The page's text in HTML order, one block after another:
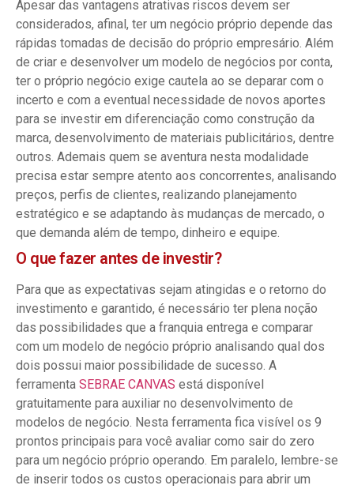
Apesar das vantagens atrativas riscos devem ser
considerados, afinal, ter um negócio próprio depende das
rápidas tomadas de decisão do próprio empresário. Além
de criar e desenvolver um modelo de negócios por conta,
ter o próprio negócio exige cautela ao se deparar com o
incerto e com a eventual necessidade de novos aportes
para se investir em diferenciação como construção da
marca, desenvolvimento de materiais publicitários, dentre
outros. Ademais quem se aventura nesta modalidade
precisa estar sempre atento aos concorrentes, analisando
preços, perfis de clientes, realizando planejamento
estratégico e se adaptando às mudanças de mercado, o
que demanda além de tempo, dinheiro e equipe.
O que fazer antes de investir?
Para que as expectativas sejam atingidas e o retorno do
investimento e garantido, é necessário ter plena noção
das possibilidades que a franquia entrega e comparar
com um modelo de negócio próprio analisando qual dos
dois possui maior possibilidade de sucesso. A
ferramenta SEBRAE CANVAS está disponível
gratuitamente para auxiliar no desenvolvimento de
modelos de negócio. Nesta ferramenta fica visível os 9
prontos principais para você avaliar como sair do zero
para um negócio próprio operando. Em paralelo, lembre-se
de inserir todos os custos operacionais para abrir um